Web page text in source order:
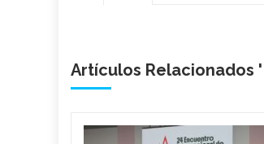
Artículos Relacionados '